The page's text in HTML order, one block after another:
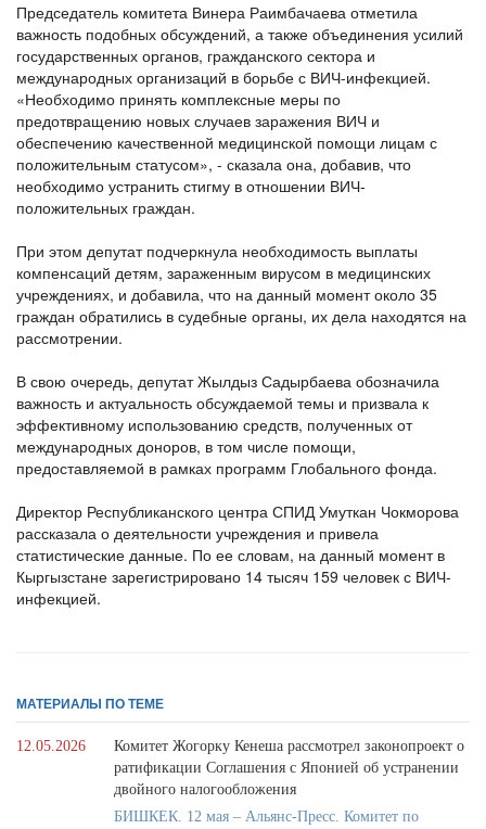
Председатель комитета Винера Раимбачаева отметила
важность подобных обсуждений, а также объединения усилий
государственных органов, гражданского сектора и
международных организаций в борьбе с ВИЧ-инфекцией.
«Необходимо принять комплексные меры по
предотвращению новых случаев заражения ВИЧ и
обеспечению качественной медицинской помощи лицам с
положительным статусом», - сказала она, добавив, что
необходимо устранить стигму в отношении ВИЧ-
положительных граждан.
При этом депутат подчеркнула необходимость выплаты
компенсаций детям, зараженным вирусом в медицинских
учреждениях, и добавила, что на данный момент около 35
граждан обратились в судебные органы, их дела находятся на
рассмотрении.
В свою очередь, депутат Жылдыз Садырбаева обозначила
важность и актуальность обсуждаемой темы и призвала к
эффективному использованию средств, полученных от
международных доноров, в том числе помощи,
предоставляемой в рамках программ Глобального фонда.
Директор Республиканского центра СПИД Умуткан Чокморова
рассказала о деятельности учреждения и привела
статистические данные. По ее словам, на данный момент в
Кыргызстане зарегистрировано 14 тысяч 159 человек с ВИЧ-
инфекцией.
МАТЕРИАЛЫ ПО ТЕМЕ
12.05.2026
Комитет Жогорку Кенеша рассмотрел законопроект о
ратификации Соглашения с Японией об устранении
двойного налогообложения
БИШКЕК. 12 мая – Альянс-Пресс. Комитет по